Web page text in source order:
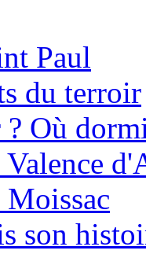
Paul
du terroir
? Où
son